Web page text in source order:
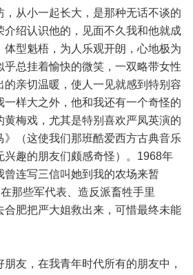
，从小一起长大，是那种无话不谈的
介绍认识他的，见面不久我和他就成
体型魁梧，为人乐观开朗，心地极为
乎总挂着愉快的微笑，一双略带女性
的亲切温暖，使人一见就感到特别容
一样大之外，他和我还有一个奇怪的
黄梅戏，尤其是特别喜欢严凤英演的
》（这使我们那班酷爱西方古典音乐
兴趣的朋友们颇感奇怪）。1968年
曾连写三信叫她到我的农场来暂
那些军代表、造反派畜牲手里
合肥把严大姐救出来，可惜最终未能
友，在我青年时代所有的朋友中，